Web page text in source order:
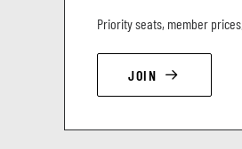
Priority seats, member prices.
JOIN